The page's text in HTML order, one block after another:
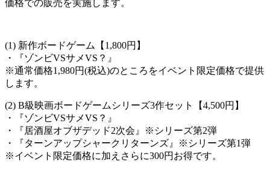
価格での販売を実施します。
(1) 新作ボードゲーム【1,800円】
・『ゾンビVSサメVS？』
※通常価格1,980円(税込)のところをイベント限定価格で提供
します。
(2) B級映画ボードゲームシリーズ3作セット【4,500円】
・『ゾンビVSサメVS？』
・『居酒屋オブザデッド2次会』※シリーズ第2弾
・『ターンアップシャークリターンズ』※シリーズ第1弾
※イベント限定価格に加えさらに300円お得です。